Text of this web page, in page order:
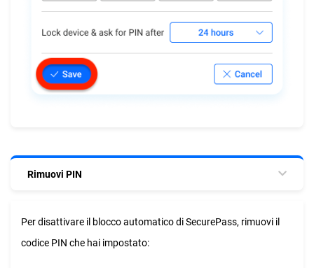
Rimuovi PIN
Per disattivare il blocco automatico di SecurePass, rimuovi il
codice PIN che hai impostato: